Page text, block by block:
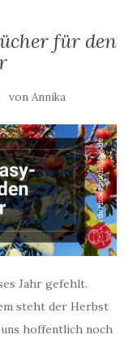
für den
von Annika
Jahr gefehlt.
steht der Herbst
hoffentlich noch